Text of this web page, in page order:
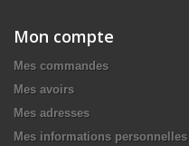
Mon compte
Mes commandes
Mes avoirs
Mes adresses
Mes informations personnelles